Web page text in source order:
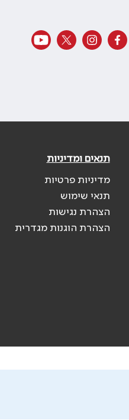
תנאים ומדיניות
מדיניות פרטיות
תנאי שימוש
הצהרת נגישות
הצהרת הוגנות מגדרית